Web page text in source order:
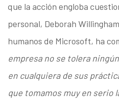
que la acción engloba
personal, Deborah
humanos de Microsoft, ha
empresa no se tolera
en cualquiera de sus
que tomamos muy en serio